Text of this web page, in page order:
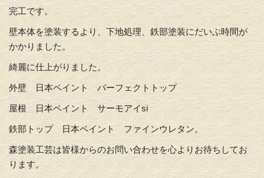
完工です。
壁本体を塗装するより、下地処理、鉄部塗装にだいぶ時間が
かかりました。
綺麗に仕上がりました。
外壁 日本ペイント パーフェクトトップ
屋根 日本ペイント サーモアイsi
鉄部トップ 日本ペイント ファインウレタン。
森塗装工芸は皆様からのお問い合わせを心よりお待ちしてお
ります。